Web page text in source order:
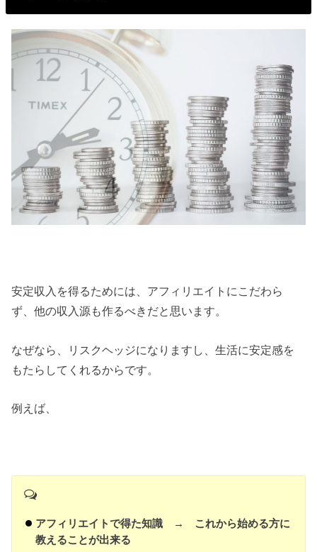
安定収入を得るためには、アフィリエイトにこだわら
ず、他の収入源も作るべきだと思います。
なぜなら、リスクヘッジになりますし、生活に安定感を
もたらしてくれるからです。
例えば、
アフィリエイトで得た知識 → これから始める方に
教えることが出来る